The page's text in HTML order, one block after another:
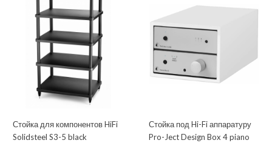
Стойка для компонентов HiFi
Solidsteel S3-5 black
Стойка под Hi-Fi аппаратуру
Pro-Ject Design Box 4 piano